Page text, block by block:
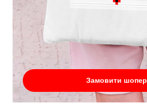
Замовити шопер